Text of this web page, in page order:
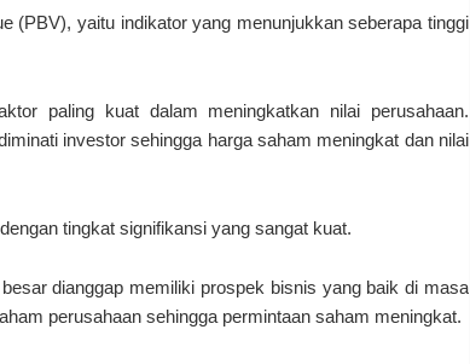
(PBV), yaitu indikator yang menunjukkan seberapa tinggi
paling kuat dalam meningkatkan nilai perusahaan.
investor sehingga harga saham meningkat dan nilai
tingkat signifikansi yang sangat kuat.
dianggap memiliki prospek bisnis yang baik di masa
perusahaan sehingga permintaan saham meningkat.